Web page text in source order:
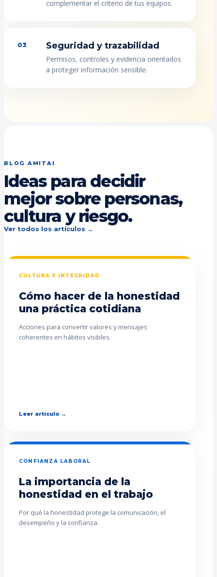
complementar el criterio de tus equipos.
03 Seguridad y trazabilidad
Permisos, controles y evidencia orientados
a proteger información sensible.
BLOG AMITAI
Ideas para decidir
mejor sobre personas,
cultura y riesgo.
Ver todos los artículos →
CULTURA E INTEGRIDAD
Cómo hacer de la honestidad
una práctica cotidiana
Acciones para convertir valores y mensajes
coherentes en hábitos visibles.
Leer artículo →
CONFIANZA LABORAL
La importancia de la
honestidad en el trabajo
Por qué la honestidad protege la comunicación, el
desempeño y la confianza.